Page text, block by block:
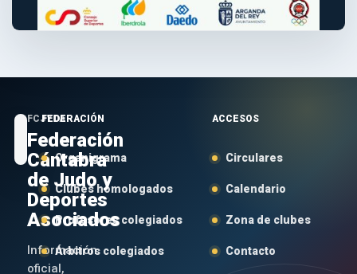
FCJYDA
Federación
Cántabra
de Judo y
Deportes
Asociados
Información
oficial,
FEDERACIÓN
Organigrama
Clubes homologados
Profesores colegiados
Árbitros colegiados
ACCESOS
Circulares
Calendario
Zona de clubes
Contacto